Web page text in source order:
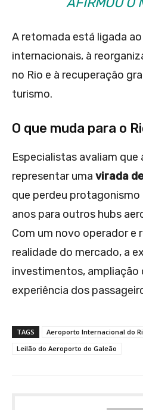
A retomada está ligada
internacionais, à
no Rio e à recuperação
turismo.
O que muda para o
Especialistas avaliam
representar uma virada
que perdeu
anos para outros hubs
Com um novo operador e
realidade do mercado, a
investimentos, ampliação
experiência dos
TAGS Aeroporto Internacional do
Leilão do Aeroporto do Galeão